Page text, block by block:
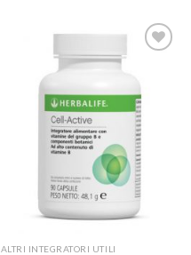
ADD TO
ALTRI INTEGRATORI UTILI